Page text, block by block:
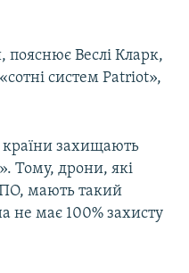
пояснює Веслі Кларк,
систем Patriot»,
країни захищають
Тому, дрони, які
мають такий
не має 100% захисту